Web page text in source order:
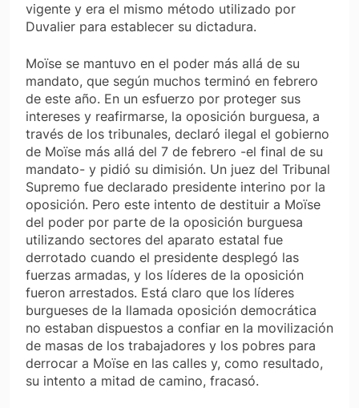
vigente y era el mismo método utilizado por
Duvalier para establecer su dictadura.
Moïse se mantuvo en el poder más allá de su
mandato, que según muchos terminó en febrero
de este año. En un esfuerzo por proteger sus
intereses y reafirmarse, la oposición burguesa, a
través de los tribunales, declaró ilegal el gobierno
de Moïse más allá del 7 de febrero -el final de su
mandato- y pidió su dimisión. Un juez del Tribunal
Supremo fue declarado presidente interino por la
oposición. Pero este intento de destituir a Moïse
del poder por parte de la oposición burguesa
utilizando sectores del aparato estatal fue
derrotado cuando el presidente desplegó las
fuerzas armadas, y los líderes de la oposición
fueron arrestados. Está claro que los líderes
burgueses de la llamada oposición democrática
no estaban dispuestos a confiar en la movilización
de masas de los trabajadores y los pobres para
derrocar a Moïse en las calles y, como resultado,
su intento a mitad de camino, fracasó.